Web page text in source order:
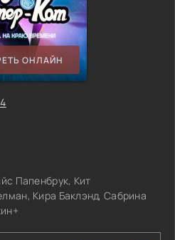
ОНЛАЙН
Папенбрук, Кит
Кира Баклэнд, Сабрина